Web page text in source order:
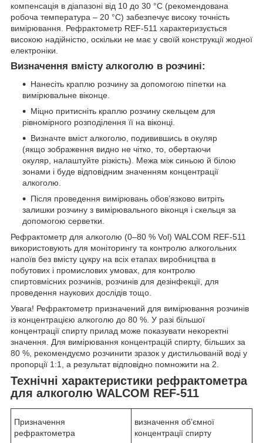
компенсація в діапазоні від 10 до 30 °С (рекомендована
робоча температура – 20 °С) забезпечує високу точність
вимірювання. Рефрактометр REF-511 характеризується
високою надійністю, оскільки не має у своїй конструкції жодної
електроніки.
Визначення вмісту алкоголю в розчині:
Нанесіть краплю розчину за допомогою піпетки на
вимірювальне віконце.
Міцно притисніть краплю розчину скельцем для
рівномірного розподілення її на віконці.
Визначте вміст алкоголю, подивившись в окуляр
(якщо зображення видно не чітко, то, обертаючи
окуляр, налаштуйте різкість). Межа між синьою й білою
зонами і буде відповідним значенням концентрації
алкоголю.
Після проведення вимірювань обов’язково витріть
залишки розчину з вимірювального віконця і скельця за
допомогою серветки.
Рефрактометр для алкоголю (0–80 % Vol) WALCOM REF-511
використовують для моніторингу та контролю алкогольних
напоїв без вмісту цукру на всіх етапах виробництва в
побутових і промислових умовах, для контролю
спиртовмісних розчинів, розчинів для дезінфекції, для
проведення наукових дослідів тощо.
Увага! Рефрактометр призначений для вимірювання розчинів
із концентрацією алкоголю до 80 %. У разі більшої
концентрації спирту прилад може показувати некоректні
значення. Для вимірювання концентрацій спирту, більших за
80 %, рекомендуємо розчинити зразок у дистильованій воді у
пропорції 1:1, а результат відповідно помножити на 2.
Технічні характеристики рефрактометра
для алкоголю WALCOM REF-511
Призначення
рефрактометра
визначення об’ємної
концентрації спирту